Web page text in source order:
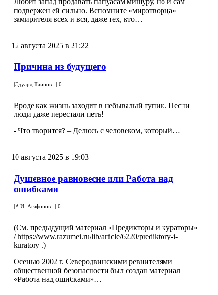
подвержен ей сильно. Вспомните «миротворца»
замирителя всех и вся, даже тех, кто…
12 августа 2025 в 21:22
Причина из будущего
|Эдуард Наипов | | 0
Вроде как жизнь заходит в небывалый тупик. Песни
люди даже перестали петь!
- Что творится? – Делюсь с человеком, который…
10 августа 2025 в 19:03
Душевное равновесие или Работа над
ошибками
А.И. Агафонов 0
(Cм. предыдущий материал «Предикторы и кураторы»
/ https://www.razumei.ru/lib/article/6220/prediktory-i-
kuratory .)
Осенью 2002 г. Северодвинскими ревнителями
общественной безопасности был создан материал
«Работа над ошибками»…